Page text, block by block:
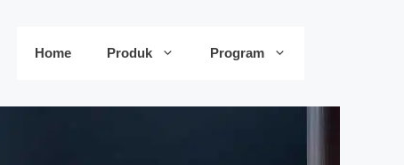
Home Produk Program